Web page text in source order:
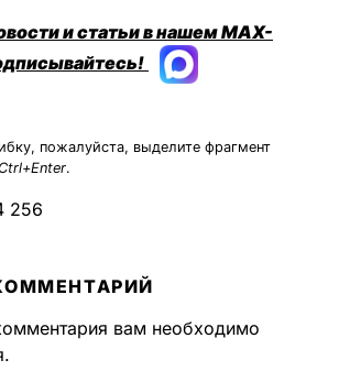
и статьи в нашем MAX-
пожалуйста, выделите фрагмент
Ctrl+Enter.
256
вам необходимо
.